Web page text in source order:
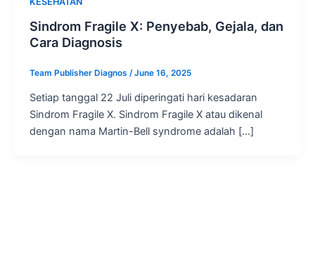
Sindrom Fragile X: Penyebab, Gejala, dan
Cara Diagnosis
Team Publisher Diagnos /June 16, 2025
Setiap tanggal 22 Juli diperingati hari kesadaran
Sindrom Fragile X. Sindrom Fragile X atau dikenal
dengan nama Martin-Bell syndrome adalah […]